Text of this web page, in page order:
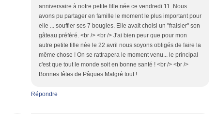
anniversaire à notre petite fille née ce vendredi 11. Nous
avons pu partager en famille le moment le plus important pour
elle ... souffler ses 7 bougies. Elle avait choisi un "fraisier" son
gâteau préféré. <br /> <br /> J'ai bien peur que pour mon
autre petite fille née le 22 avril nous soyons obligés de faire la
même chose ! On se rattrapera le moment venu... le principal
c'est que tout le monde soit en bonne santé ! <br /> <br />
Bonnes fêtes de Pâques Malgré tout !
Répondre